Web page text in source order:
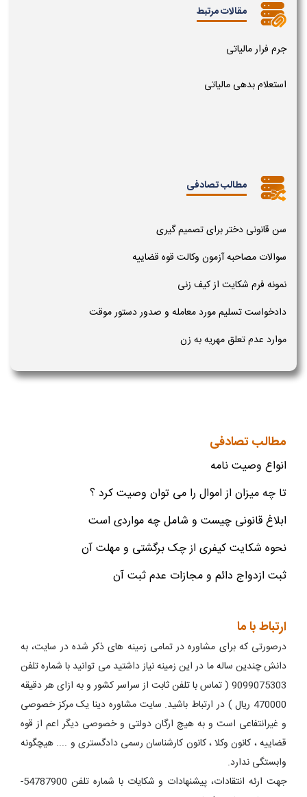
مقالات مرتبط
جرم فرار مالیاتی
استعلام بدهی مالیاتی
مطالب تصادفی
سن قانونی دختر برای تصمیم گیری
سوالات مصاحبه آزمون وکالت قوه قضاییه
نمونه فرم شکایت از کیف زنی
دادخواست تسلیم مورد معامله و صدور دستور موقت
موارد عدم تعلق مهریه به زن
مطالب تصادفی
انواع وصیت نامه
تا چه میزان از اموال را می توان وصیت کرد ؟
ابلاغ قانونی چیست و شامل چه مواردی است
نحوه شکایت کیفری از چک برگشتی و مهلت آن
ثبت ازدواج دائم و مجازات عدم ثبت آن
ارتباط با ما
درصورتی که برای مشاوره در تمامی زمینه های ذکر شده در سایت، به
دانش چندین ساله ما در این زمینه نیاز داشتید می توانید با شماره تلفن
9099075303 ( تماس با تلفن ثابت از سراسر کشور و به ازای هر دقیقه
470000 ریال ) در ارتباط باشید. سایت مشاوره دینا یک مرکز خصوصی
و غیرانتفاعی است و به هیچ ارگان دولتی و خصوصی دیگر اعم از قوه
قضاییه ، کانون وکلا ، کانون کارشناسان رسمی دادگستری و .... هیچگونه
وابستگی ندارد.
جهت ارئه انتقادات، پیشنهادات و شکایات با شماره تلفن 54787900-